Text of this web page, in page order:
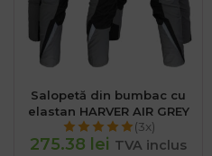
Salopetă din bumbac cu
elastan HARVER AIR GREY
(3x)
275.38 lei TVA inclus